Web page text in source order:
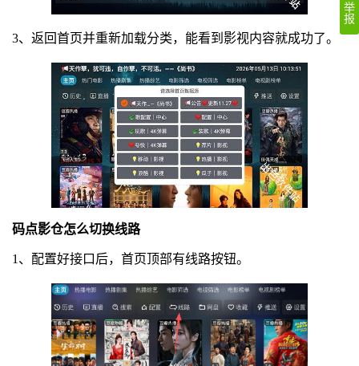
3、返回首页并重新加载分类，能看到影视内容就成功了。
码点影仓怎么切换线路
1、配置好接口后，首页顶部有线路按钮。
举
报